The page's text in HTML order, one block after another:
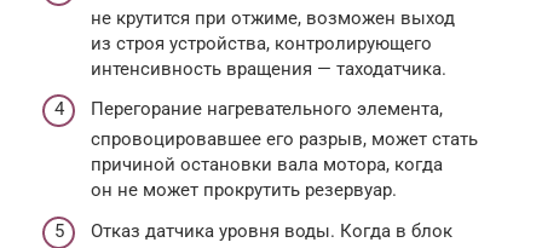
не крутится при отжиме, возможен выход
из строя устройства, контролирующего
интенсивность вращения — таходатчика.
Перегорание нагревательного элемента,
спровоцировавшее его разрыв, может стать
причиной остановки вала мотора, когда
он не может прокрутить резервуар.
Отказ датчика уровня воды. Когда в блок